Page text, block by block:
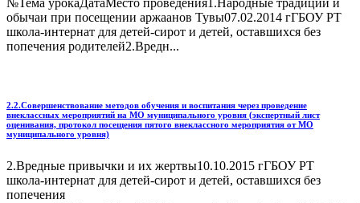
обычаи при посещении аржаанов Тувы07.02.2014 гГБОУ РТ
школа-интернат для детей-сирот и детей, оставшихся без
попечения родителей2.Вредн...
2.2.Совершенствование методов обучения и воспитания через проведение
внеклассных мероприятий на МО муниципального уровня (экспертный лист
оценивания, протокол посещения пятого внеклассного мероприятия от МО
муниципального уровня)
2.Вредные привычки и их жертвы10.10.2015 гГБОУ РТ
школа-интернат для детей-сирот и детей, оставшихся без
попечения